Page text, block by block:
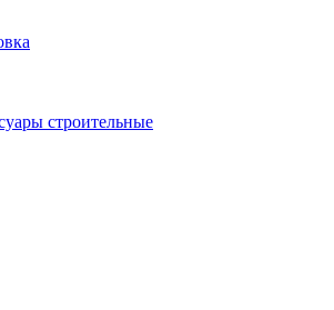
строительные